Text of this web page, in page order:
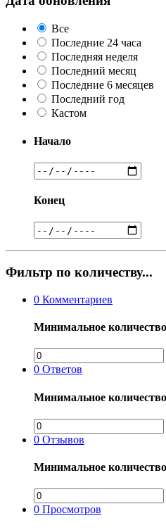
Все
Последние 24 часа
Последняя неделя
Последний месяц
Последние 6 месяцев
Последний год
Кастом
Начало
Конец
Фильтр по количеству...
0 Комментариев
Минимальное
0 Ответов
Минимальное
0 Отзывов
Минимальное
0 Просмотров